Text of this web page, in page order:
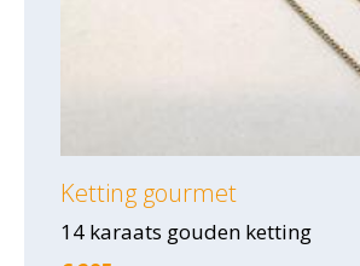
Ketting gourmet
14 karaats gouden ketting